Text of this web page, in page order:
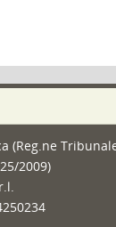
(Reg.ne
2009)